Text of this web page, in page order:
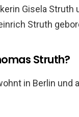
Gisela Struth
Struth
Struth?
in Berlin und